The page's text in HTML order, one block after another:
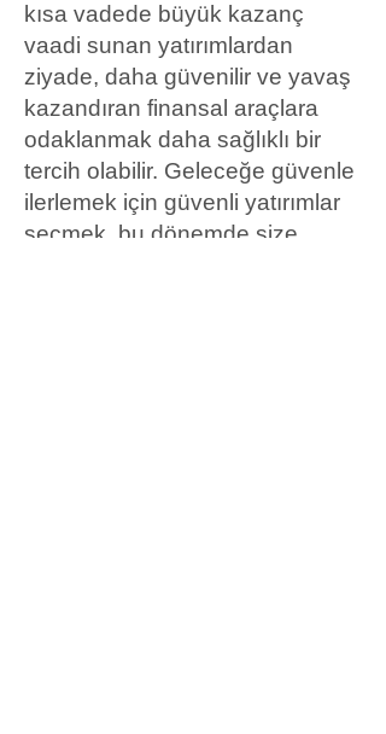
kısa vadede büyük kazanç
vaadi sunan yatırımlardan
ziyade, daha güvenilir ve yavaş
kazandıran finansal araçlara
odaklanmak daha sağlıklı bir
tercih olabilir. Geleceğe güvenle
ilerlemek için güvenli yatırımlar
seçmek, bu dönemde size